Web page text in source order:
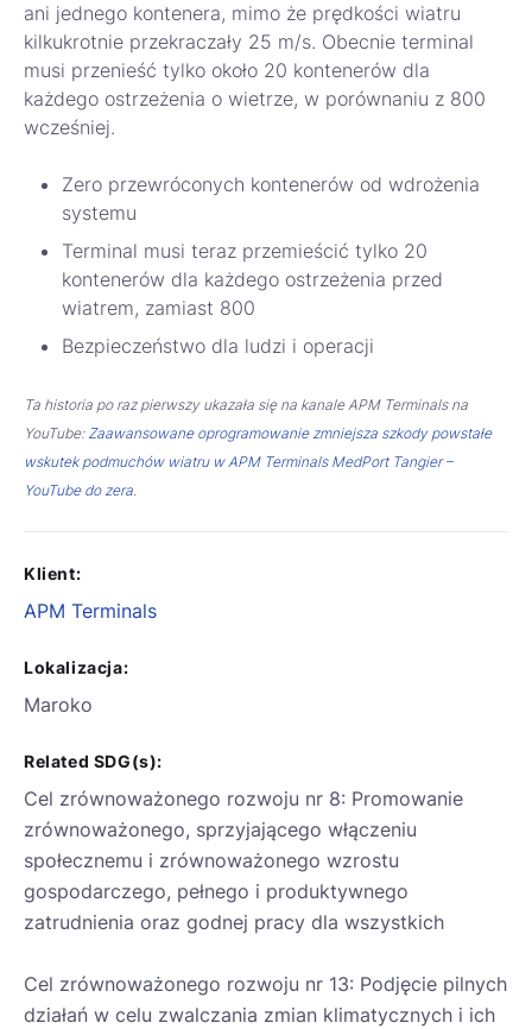
ani jednego kontenera, mimo że prędkości wiatru
kilkukrotnie przekraczały 25 m/s. Obecnie terminal
musi przenieść tylko około 20 kontenerów dla
każdego ostrzeżenia o wietrze, w porównaniu z 800
wcześniej.
Zero przewróconych kontenerów od wdrożenia
systemu
Terminal musi teraz przemieścić tylko 20
kontenerów dla każdego ostrzeżenia przed
wiatrem, zamiast 800
Bezpieczeństwo dla ludzi i operacji
Ta historia po raz pierwszy ukazała się na kanale APM Terminals na
YouTube: Zaawansowane oprogramowanie zmniejsza szkody powstałe
wskutek podmuchów wiatru w APM Terminals MedPort Tangier –
YouTube do zera.
Klient:
APM Terminals
Lokalizacja:
Maroko
Related SDG(s):
Cel zrównoważonego rozwoju nr 8: Promowanie
zrównoważonego, sprzyjającego włączeniu
społecznemu i zrównoważonego wzrostu
gospodarczego, pełnego i produktywnego
zatrudnienia oraz godnej pracy dla wszystkich
Cel zrównoważonego rozwoju nr 13: Podjęcie pilnych
działań w celu zwalczania zmian klimatycznych i ich